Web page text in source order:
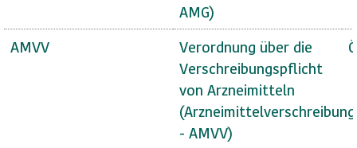
AMG)
AMVV
Verordnung über die
Verschreibungspflicht
von Arzneimitteln
- AMVV)